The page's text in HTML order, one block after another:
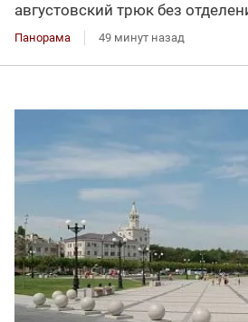
августовский трюк без
Панорама 49 минут назад